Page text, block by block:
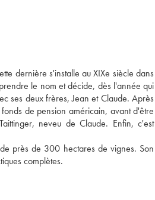
dernière s'installe au XIXe siècle dans
le nom et décide, dès l'année qui
ses deux frères, Jean et Claude. Après
de pension américain, avant d'être
neveu de Claude. Enfin, c'est
près de 300 hectares de vignes. Son
complètes.